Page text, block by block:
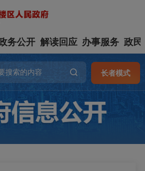
务公开 解读回应 办事服务 政民
长者模式